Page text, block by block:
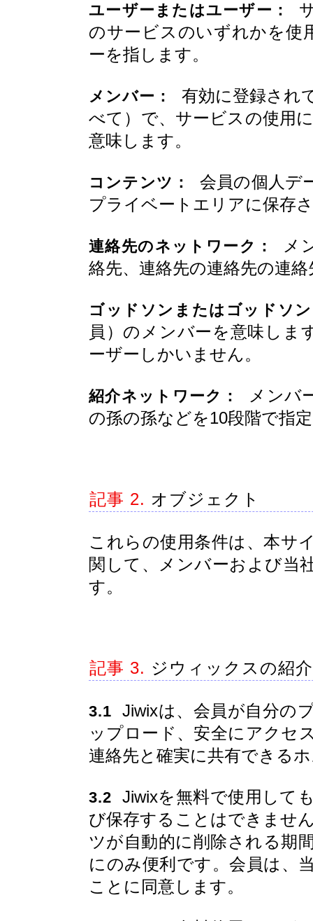
ユーザーまたはユーザー：
のサービスのいずれかを使
ーを指します。
メンバー：
有効に登録され
べて）で、サービスの使用
意味します。
コンテンツ：
会員の個人デ
プライベートエリアに保存
連絡先のネットワーク：
メ
絡先、連絡先の連絡先の連
ゴッドソンまたはゴッドソン
員）のメンバーを意味しま
ーザーしかいません。
紹介ネットワーク：
メンバ
の孫の孫などを10段階で指
記事 2. オブジェクト
これらの使用条件は、本サ
関して、メンバーおよび当
す。
記事 3. ジウィックスの紹介
3.1 Jiwixは、会員が自分の
ップロード、安全にアクセ
連絡先と確実に共有できる
3.2 Jiwixを無料で使用して
び保存することはできませ
ツが自動的に削除される期
にのみ便利です。会員は、
ことに同意します。